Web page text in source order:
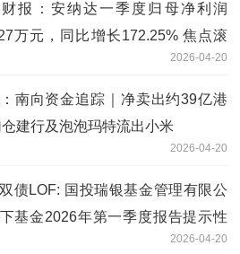
财报：安纳达一季度归母净利润
万元，同比增长172.25% 焦点滚
2026-04-20
南向资金追踪｜净卖出约39亿港
建行及泡泡玛特流出小米
2026-04-20
债LOF: 国投瑞银基金管理有限公
基金2026年第一季度报告提示性
2026-04-20